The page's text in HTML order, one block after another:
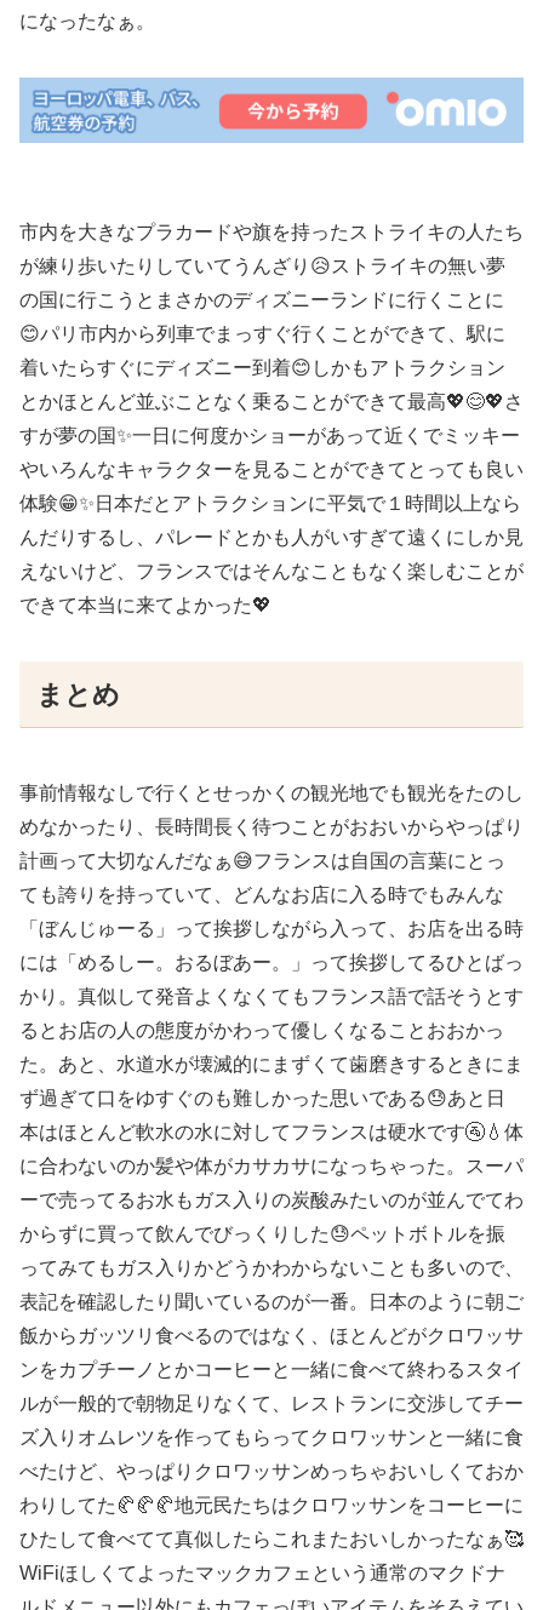
になったなぁ。
市内を大きなプラカードや旗を持ったストライキの人たち
が練り歩いたりしていてうんざり😥ストライキの無い夢
の国に行こうとまさかのディズニーランドに行くことに
😊パリ市内から列車でまっすぐ行くことができて、駅に
着いたらすぐにディズニー到着😊しかもアトラクション
とかほとんど並ぶことなく乗ることができて最高💖😊💖さ
すが夢の国✨一日に何度かショーがあって近くでミッキー
やいろんなキャラクターを見ることができてとっても良い
体験😁✨日本だとアトラクションに平気で１時間以上なら
んだりするし、パレードとかも人がいすぎて遠くにしか見
えないけど、フランスではそんなこともなく楽しむことが
できて本当に来てよかった💖
まとめ
事前情報なしで行くとせっかくの観光地でも観光をたのし
めなかったり、長時間長く待つことがおおいからやっぱり
計画って大切なんだなぁ😅フランスは自国の言葉にとっ
ても誇りを持っていて、どんなお店に入る時でもみんな
「ぼんじゅーる」って挨拶しながら入って、お店を出る時
には「めるしー。おるぼあー。」って挨拶してるひとばっ
かり。真似して発音よくなくてもフランス語で話そうとす
るとお店の人の態度がかわって優しくなることおおかっ
た。あと、水道水が壊滅的にまずくて歯磨きするときにま
ず過ぎて口をゆすぐのも難しかった思いである😓あと日
本はほとんど軟水の水に対してフランスは硬水です🚰💧体
に合わないのか髪や体がカサカサになっちゃった。スーパ
ーで売ってるお水もガス入りの炭酸みたいのが並んでてわ
からずに買って飲んでびっくりした😓ペットボトルを振
ってみてもガス入りかどうかわからないことも多いので、
表記を確認したり聞いているのが一番。日本のように朝ご
飯からガッツリ食べるのではなく、ほとんどがクロワッサ
ンをカプチーノとかコーヒーと一緒に食べて終わるスタイ
ルが一般的で朝物足りなくて、レストランに交渉してチー
ズ入りオムレツを作ってもらってクロワッサンと一緒に食
べたけど、やっぱりクロワッサンめっちゃおいしくておか
わりしてた🥐🥐🥐地元民たちはクロワッサンをコーヒーに
ひたして食べてて真似したらこれまたおいしかったなぁ🥰
WiFiほしくてよったマックカフェという通常のマクドナ